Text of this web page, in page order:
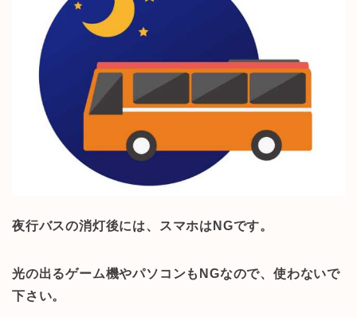
夜行バスの消灯後には、スマホはNGです。
光の出るゲーム機やパソコンもNGなので、使わないで
下さい。